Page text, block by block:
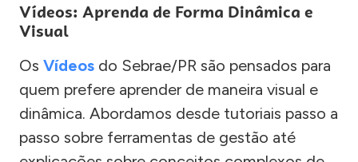
Vídeos: Aprenda de Forma Dinâmica e
Visual
Os Vídeos do Sebrae/PR são pensados para
quem prefere aprender de maneira visual e
dinâmica. Abordamos desde tutoriais passo a
passo sobre ferramentas de gestão até